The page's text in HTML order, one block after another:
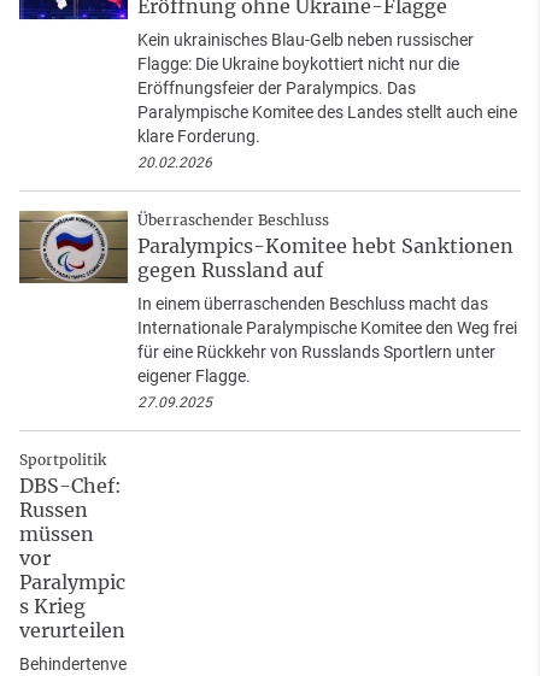
Eröffnung ohne Ukraine-Flagge
Kein ukrainisches Blau-Gelb neben russischer
Flagge: Die Ukraine boykottiert nicht nur die
Eröffnungsfeier der Paralympics. Das
Paralympische Komitee des Landes stellt auch eine
klare Forderung.
20.02.2026
Überraschender Beschluss
Paralympics-Komitee hebt Sanktionen
gegen Russland auf
In einem überraschenden Beschluss macht das
Internationale Paralympische Komitee den Weg frei
für eine Rückkehr von Russlands Sportlern unter
eigener Flagge.
27.09.2025
Sportpolitik
DBS-Chef:
Russen
müssen
vor
Paralympic
s Krieg
verurteilen
Behindertenve